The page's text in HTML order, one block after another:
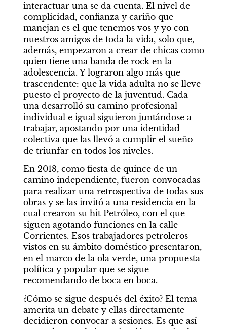
interactuar una se da cuenta. El nivel de
complicidad, confianza y cariño que
manejan es el que tenemos vos y yo con
nuestros amigos de toda la vida, solo que,
además, empezaron a crear de chicas como
quien tiene una banda de rock en la
adolescencia. Y lograron algo más que
trascendente: que la vida adulta no se lleve
puesto el proyecto de la juventud. Cada
una desarrolló su camino profesional
individual e igual siguieron juntándose a
trabajar, apostando por una identidad
colectiva que las llevó a cumplir el sueño
de triunfar en todos los niveles.
En 2018, como fiesta de quince de un
camino independiente, fueron convocadas
para realizar una retrospectiva de todas sus
obras y se las invitó a una residencia en la
cual crearon su hit Petróleo, con el que
siguen agotando funciones en la calle
Corrientes. Esos trabajadores petroleros
vistos en su ámbito doméstico presentaron,
en el marco de la ola verde, una propuesta
política y popular que se sigue
recomendando de boca en boca.
¿Cómo se sigue después del éxito? El tema
amerita un debate y ellas directamente
decidieron convocar a sesiones. Es que así